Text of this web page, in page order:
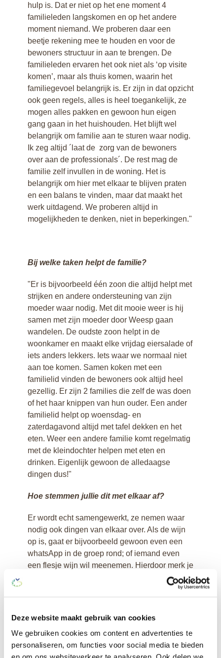
Deze website maakt gebruik van cookies
We gebruiken cookies om content en advertenties te
personaliseren, om functies voor social media te bieden
en advies
Steun ons en word
Vriend
hulp is. Dat er niet op het ene moment 4
familieleden langskomen en op het andere
moment niemand. We proberen daar een
beetje rekening mee te houden en voor de
bewoners structuur in aan te brengen. De
familieleden ervaren het ook niet als ‘op visite
komen’, maar als thuis komen, waarin het
familiegevoel belangrijk is. Er zijn in dat opzicht
ook geen regels, alles is heel toegankelijk, ze
mogen alles pakken en gewoon hun eigen
gang gaan in het huishouden. Het blijft wel
belangrijk om familie aan te sturen waar nodig.
Ik zeg altijd ´laat de zorg van de bewoners
over aan de professionals´. De rest mag de
familie zelf invullen in de woning. Het is
belangrijk om hier met elkaar te blijven praten
en een balans te vinden, maar dat maakt het
werk uitdagend. We proberen altijd in
mogelijkheden te denken, niet in beperkingen."
Bij welke taken helpt de familie?
"Er is bijvoorbeeld één zoon die altijd helpt met
strijken en andere ondersteuning van zijn
moeder waar nodig. Met dit mooie weer is hij
samen met zijn moeder door Weesp gaan
wandelen. De oudste zoon helpt in de
woonkamer en maakt elke vrijdag eiersalade of
iets anders lekkers. Iets waar we normaal niet
aan toe komen. Samen koken met een
familielid vinden de bewoners ook altijd heel
gezellig. Er zijn 2 families die zelf de was doen
of het haar knippen van hun ouder. Een ander
familielid helpt op woensdag- en
zaterdagavond altijd met tafel dekken en het
eten. Weer een andere familie komt regelmatig
met de kleindochter helpen met eten en
drinken. Eigenlijk gewoon de alledaagse
dingen dus!"
Hoe stemmen jullie dit met elkaar af?
Er wordt echt samengewerkt, ze nemen waar
nodig ook dingen van elkaar over. Als de wijn
op is, gaat er bijvoorbeeld gewoon even een
whatsApp in de groep rond; of iemand even
een flesje wijn wil meenemen. Hierdoor merk je
dat iedereen heel betrokken is. Dat maakt dat
meenemen, bewoners genieten daar erg van.
Laatst kwam de dochter van een bewoner
vragen of er eventueel budget was om het